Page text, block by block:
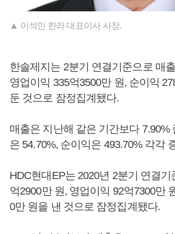
▲ 이석민 한라 대표이사 사장.
한솔제지는 2분기 연결기준으로 매
영업이익 335억3500만 원, 순이익
둔 것으로 잠정집계됐다.
매출은 지난해 같은 기간보다 7.90%
은 54.70%, 순이익은 493.70% 각각
HDC현대EP는 2020년 2분기 연결기
억2900만 원, 영업이익 92억7300만
0만 원을 낸 것으로 잠정집계됐다.